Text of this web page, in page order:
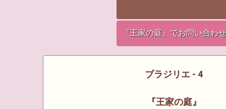
『王家の庭』でお問い合わせ
ブラジリエ - 4
『王家の庭』